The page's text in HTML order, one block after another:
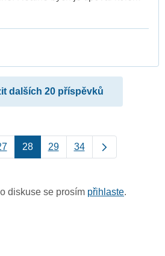
dalších 20 příspěvků
28 29 34
diskuse se prosím přihlaste.